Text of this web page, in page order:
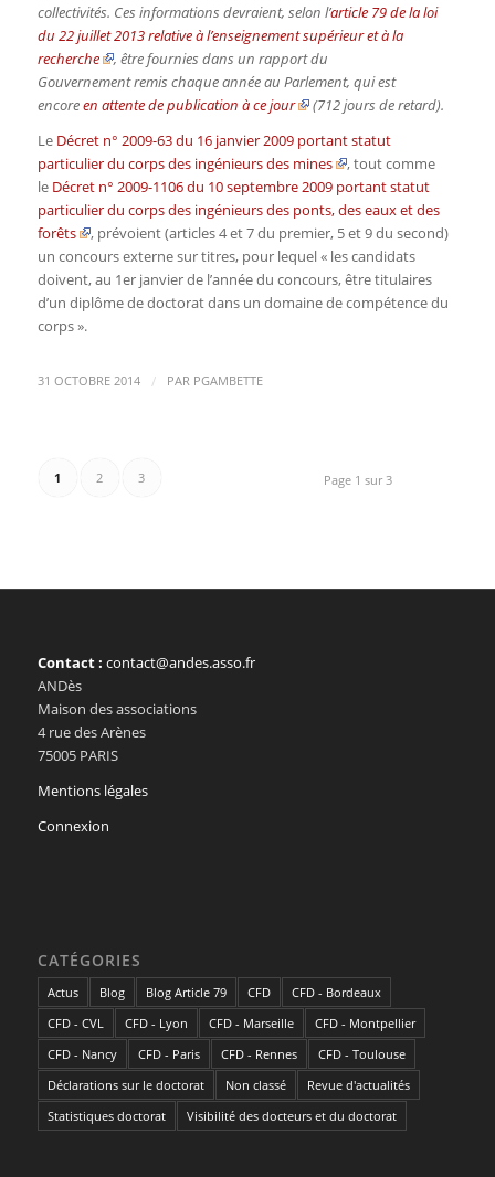
collectivités. Ces informations devraient, selon l’article 79 de la loi
du 22 juillet 2013 relative à l’enseignement supérieur et à la
recherche
, être fournies dans un rapport du
Gouvernement remis chaque année au Parlement, qui est
encoreen attente de publication à ce jour
(712 jours de retard).
Le Décret n° 2009-63 du 16 janvier 2009 portant statut
particulier du corps des ingénieurs des mines
, tout comme
le Décret n° 2009-1106 du 10 septembre 2009 portant statut
particulier du corps des ingénieurs des ponts, des eaux et des
forêts
, prévoient (articles 4 et 7 du premier, 5 et 9 du second)
un concours externe sur titres, pour lequel « les candidats
doivent, au 1er janvier de l’année du concours, être titulaires
d’un diplôme de doctorat dans un domaine de compétence du
corps ».
31 OCTOBRE 2014 / PAR PGAMBETTE
Page 1 sur 3
1 2 3
Contact : contact@andes.asso.fr
ANDès
Maison des associations
4 rue des Arènes
75005 PARIS
Mentions légales
Connexion
CATÉGORIES
Actus Blog Blog Article 79 CFD
CFD - Bordeaux
CFD - CVL
CFD - Lyon CFD - Marseille
CFD - Montpellier
CFD - Nancy
CFD - Paris CFD - Rennes
CFD - Toulouse
Déclarations sur le doctorat
Non classé
Revue d'actualités
Statistiques doctorat
Visibilité des docteurs et du doctorat